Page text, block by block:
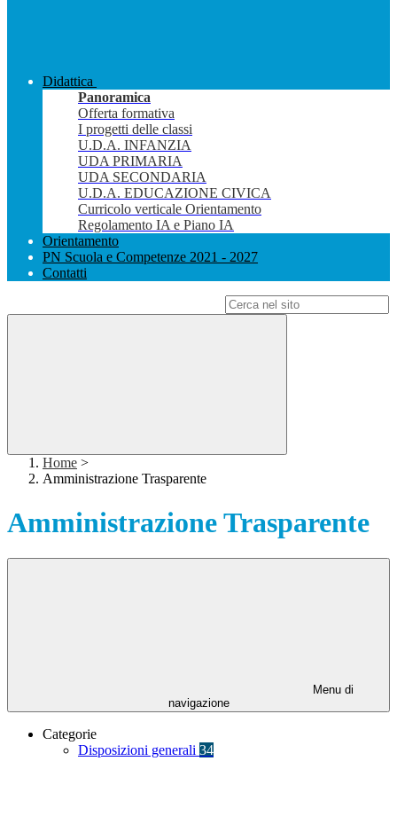
Didattica
Panoramica
Offerta formativa
I progetti delle classi
U.D.A. INFANZIA
UDA PRIMARIA
UDA SECONDARIA
U.D.A. EDUCAZIONE CIVICA
Curricolo verticale Orientamento
Regolamento IA e Piano IA
Orientamento
PN Scuola e Competenze 2021 - 2027
Contatti
Home >
Amministrazione Trasparente
Amministrazione Trasparente
Menu di
navigazione
Categorie
Disposizioni generali 34